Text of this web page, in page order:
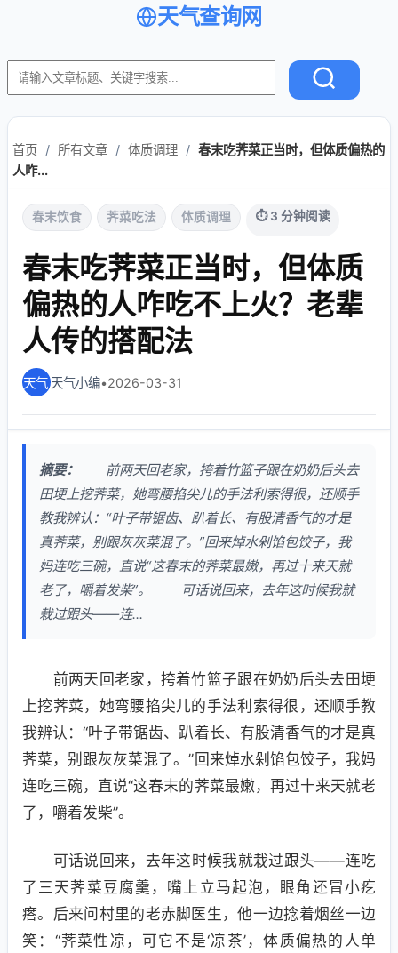
天气查询网
首页 / 所有文章 / 体质调理 / 春末吃荠菜正当时，但体质偏热的
人咋...
春末饮食 荠菜吃法 体质调理 ⏱ 3 分钟阅读
春末吃荠菜正当时，但体质
偏热的人咋吃不上火？老辈
人传的搭配法
天气小编•2026-03-31
摘要：
前两天回老家，挎着竹篮子跟在奶奶后头去
田埂上挖荠菜，她弯腰掐尖儿的手法利索得很，还顺手
教我辨认：“叶子带锯齿、趴着长、有股清香气的才是
真荠菜，别跟灰灰菜混了。”回来焯水剁馅包饺子，我
妈连吃三碗，直说“这春末的荠菜最嫩，再过十来天就
老了，嚼着发柴”。 可话说回来，去年这时候我就
栽过跟头——连...
前两天回老家，挎着竹篮子跟在奶奶后头去田埂
上挖荠菜，她弯腰掐尖儿的手法利索得很，还顺手教
我辨认：“叶子带锯齿、趴着长、有股清香气的才是真
荠菜，别跟灰灰菜混了。”回来焯水剁馅包饺子，我妈
连吃三碗，直说“这春末的荠菜最嫩，再过十来天就老
了，嚼着发柴”。
可话说回来，去年这时候我就栽过跟头——连吃
了三天荠菜豆腐羹，嘴上立马起泡，眼角还冒小疙
瘩。后来问村里的老赤脚医生，他一边捻着烟丝一边
笑：“荠菜性凉，可它不是‘凉茶’，体质偏热的人单